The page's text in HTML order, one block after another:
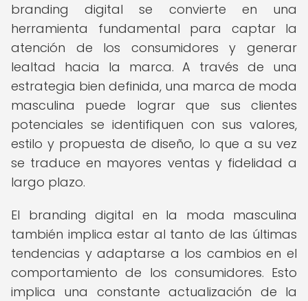
branding digital se convierte en una
herramienta fundamental para captar la
atención de los consumidores y generar
lealtad hacia la marca. A través de una
estrategia bien definida, una marca de moda
masculina puede lograr que sus clientes
potenciales se identifiquen con sus valores,
estilo y propuesta de diseño, lo que a su vez
se traduce en mayores ventas y fidelidad a
largo plazo.
El branding digital en la moda masculina
también implica estar al tanto de las últimas
tendencias y adaptarse a los cambios en el
comportamiento de los consumidores. Esto
implica una constante actualización de la